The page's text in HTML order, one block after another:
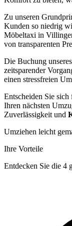
Zu unseren
Kunden so niedrig
Möbeltaxi in
von transparenten
Die Buchung
zeitsparender
einen stressfreien
Entscheiden Sie
Ihren nächsten
Zuverlässigkeit und
Umziehen leicht
Ihre Vorteile
Entdecken Sie die 4